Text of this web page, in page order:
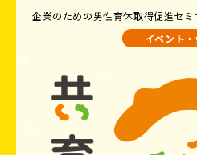
企業のための男性育休取得促進セ
イベント